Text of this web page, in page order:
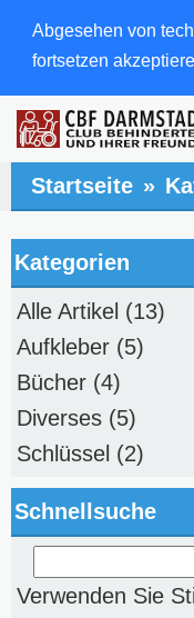
Abgesehen von
fortsetzen
Startseite »
Kategorien
Alle Artikel (13)
Aufkleber (5)
Bücher (4)
Diverses (5)
Schlüssel (2)
Schnellsuche
Verwenden Sie